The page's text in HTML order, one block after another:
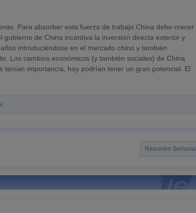
Para absorber esta fuerza de trabajo China debe crecer
de China incentiva la inversión directa exterior y
introduciéndose en el mercado chino y también
Los cambios económicos (y también sociales) de China
importancia, hoy podrían tener un gran potencial. El
Resumen Semanal